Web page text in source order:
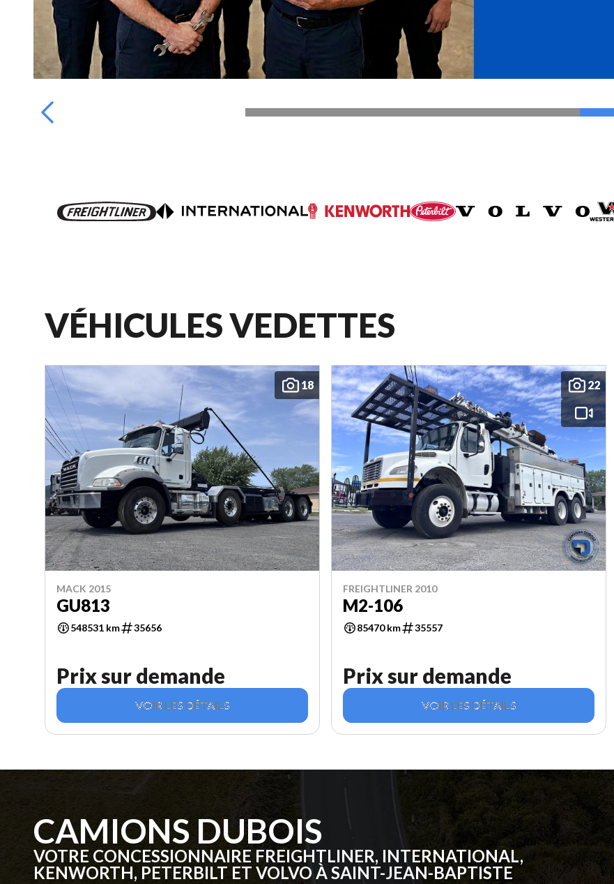
VÉHICULES VEDETTES
18
MACK 2015
GU813
548531 km 35656
Prix sur demande
VOIR LES DÉTAILS
22
FREIGHTLINER 2010
M2-106
85470 km 35557
Prix sur demande
VOIR LES DÉTAILS
CAMIONS DUBOIS
VOTRE CONCESSIONNAIRE FREIGHTLINER, INTERNATIONAL,
KENWORTH, PETERBILT ET VOLVO À SAINT-JEAN-BAPTISTE